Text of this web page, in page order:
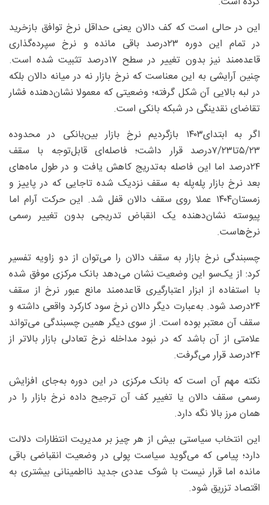
این در حالی است که کف دالان یعنی حداقل نرخ توافق بازخرید
در تمام این دوره ۲۳درصد باقی مانده و نرخ سپرده‌گذاری
قاعده‌مند نیز بدون تغییر در سطح ۱۷درصد تثبیت شده است.
چنین آرایشی به این معناست که نرخ بازار نه در میانه دالان بلکه
در لبه بالایی آن شکل گرفته؛ وضعیتی که معمولا نشان‌دهنده فشار
تقاضای نقدینگی در شبکه بانکی است.
اگر به ابتدای۱۴۰۳ بازگردیم نرخ بازار بین‌بانکی در محدوده
۵/۲۳‌تا۷/۲۳‌درصد قرار داشت؛ فاصله‌ای قابل‌توجه با سقف
۲۴‌درصد اما این فاصله به‌تدریج کاهش یافت و در طول ماه‌های
بعد نرخ بازار پله‌پله به سقف نزدیک شده تاجایی که در پاییز و
زمستان۱۴۰۴ عملا روی سقف دالان قفل شد. این حرکت آرام اما
پیوسته نشان‌دهنده یک انقباض تدریجی بدون تغییر رسمی
نرخ‌هاست.
چسبندگی نرخ بازار به سقف دالان را می‌توان از دو زاویه تفسیر
کرد: از یک‌سو این وضعیت نشان می‌دهد بانک مرکزی موفق شده
با استفاده از ابزار اعتبارگیری قاعده‌مند مانع عبور نرخ از سقف
۲۴درصد شود. به‌عبارت دیگر دالان نرخ سود کارکرد واقعی داشته و
سقف آن معتبر بوده است. از سوی دیگر همین چسبندگی می‌تواند
علامتی از آن باشد که در نبود مداخله نرخ تعادلی بازار بالاتر از
۲۴‌درصد قرار می‌گرفت.
نکته مهم آن است که بانک مرکزی در این دوره به‌جای افزایش
رسمی سقف دالان یا تغییر کف آن ترجیح داده نرخ بازار را در
همان مرز بالا نگه دارد.
این انتخاب سیاستی بیش از هر چیز بر مدیریت انتظارات دلالت
دارد؛ پیامی که می‌گوید سیاست پولی در وضعیت انقباضی باقی
مانده اما قرار نیست با شوک عددی جدید نااطمینانی بیشتری به
اقتصاد تزریق شود.